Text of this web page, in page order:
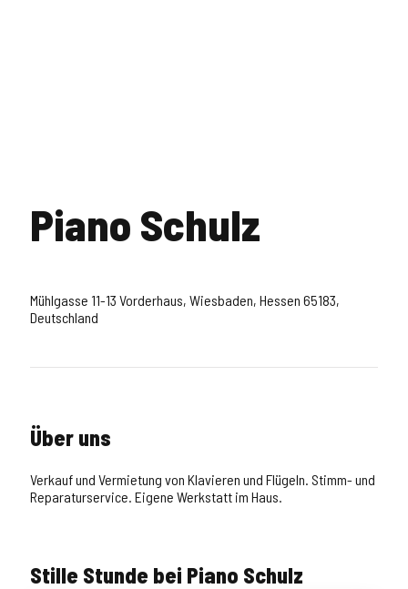
Piano Schulz
Mühlgasse 11-13 Vorderhaus, Wiesbaden, Hessen 65183,
Deutschland
Über uns
Verkauf und Vermietung von Klavieren und Flügeln. Stimm- und
Reparaturservice. Eigene Werkstatt im Haus.
Stille Stunde bei Piano Schulz